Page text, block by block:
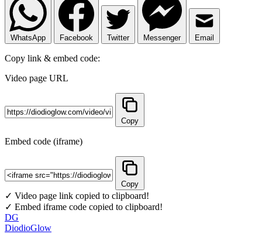
WhatsApp Facebook Twitter Messenger Email
Copy link & embed code:
Video page URL
Copy
Embed code (iframe)
Copy
✓ Video page link copied to clipboard!
✓ Embed iframe code copied to clipboard!
DG
DiodioGlow